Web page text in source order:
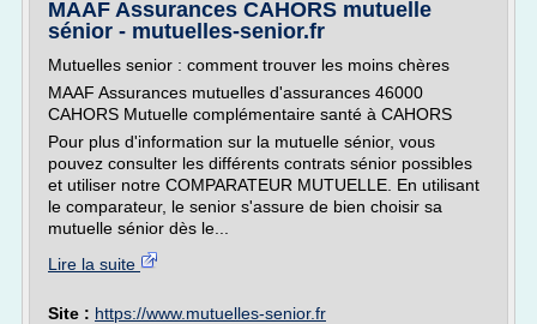
MAAF Assurances CAHORS mutuelle
sénior - mutuelles-senior.fr
Mutuelles senior : comment trouver les moins chères
MAAF Assurances mutuelles d'assurances 46000
CAHORS Mutuelle complémentaire santé à CAHORS
Pour plus d'information sur la mutuelle sénior, vous
pouvez consulter les différents contrats sénior possibles
et utiliser notre COMPARATEUR MUTUELLE. En utilisant
le comparateur, le senior s'assure de bien choisir sa
mutuelle sénior dès le...
Lire la suite
Site : https://www.mutuelles-senior.fr